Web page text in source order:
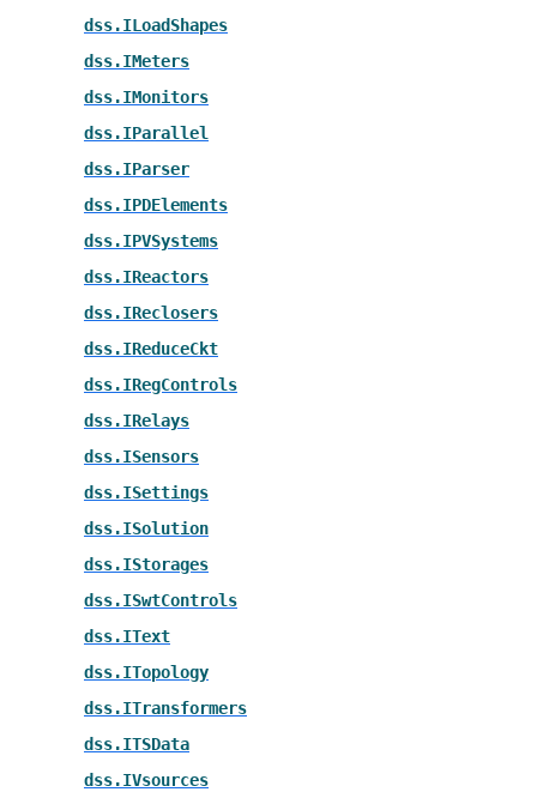
dss.ILoadShapes
dss.IMeters
dss.IMonitors
dss.IParallel
dss.IParser
dss.IPDElements
dss.IPVSystems
dss.IReactors
dss.IReclosers
dss.IReduceCkt
dss.IRegControls
dss.IRelays
dss.ISensors
dss.ISettings
dss.ISolution
dss.IStorages
dss.ISwtControls
dss.IText
dss.ITopology
dss.ITransformers
dss.ITSData
dss.IVsources